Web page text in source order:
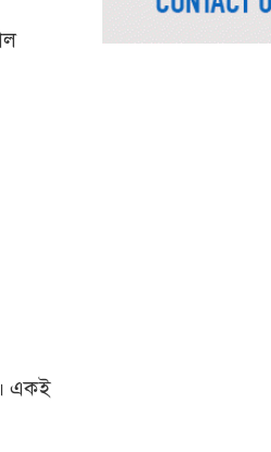
একই